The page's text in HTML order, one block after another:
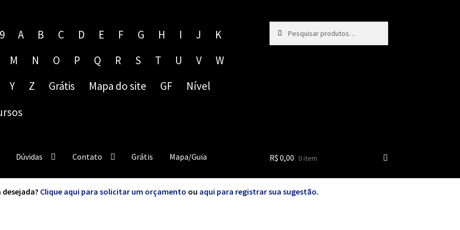
A B C D E F G H I J
K
M N O P Q R S T U V
W
Y Z Grátis Mapa do site GF
Nível
por:
Dúvidas Contato Grátis Mapa/Guia R$ 0,00 0 item
Clique aqui para solicitar um orçamento ou aqui para registrar sua sugestão.